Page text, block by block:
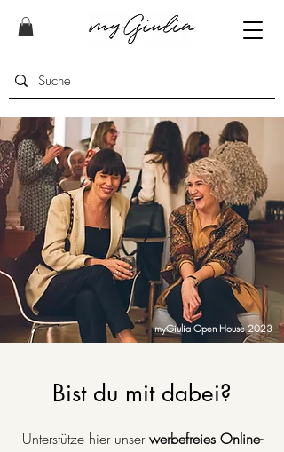
myGiulia Open House 2023
Bist du mit dabei?
Unterstütze hier unserwerbefreies Online-